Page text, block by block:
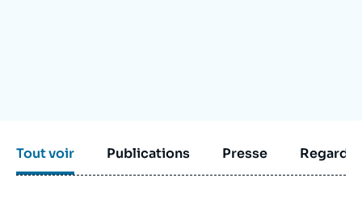
Tout voir Publications Presse